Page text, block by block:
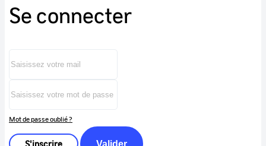
Se connecter
Mot de passe oublié ?
S'inscrire Valider